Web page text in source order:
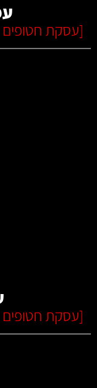
[עסקת
[עסקת